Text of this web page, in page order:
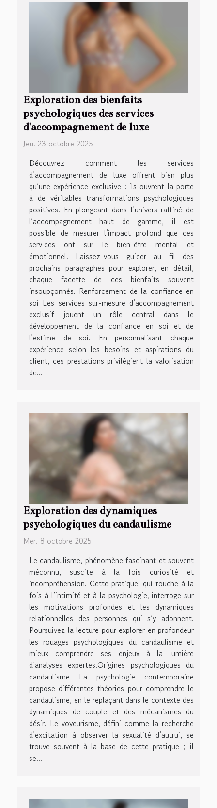
Exploration des bienfaits
psychologiques des services
d'accompagnement de luxe
Jeu. 23 octobre 2025
Découvrez comment les services
d’accompagnement de luxe offrent bien plus
qu’une expérience exclusive : ils ouvrent la porte
à de véritables transformations psychologiques
positives. En plongeant dans l’univers raffiné de
l’accompagnement haut de gamme, il est
possible de mesurer l’impact profond que ces
services ont sur le bien-être mental et
émotionnel. Laissez-vous guider au fil des
prochains paragraphes pour explorer, en détail,
chaque facette de ces bienfaits souvent
insoupçonnés. Renforcement de la confiance en
soi Les services sur-mesure d’accompagnement
exclusif jouent un rôle central dans le
développement de la confiance en soi et de
l’estime de soi. En personnalisant chaque
expérience selon les besoins et aspirations du
client, ces prestations privilégient la valorisation
de...
Exploration des dynamiques
psychologiques du candaulisme
Mer. 8 octobre 2025
Le candaulisme, phénomène fascinant et souvent
méconnu, suscite à la fois curiosité et
incompréhension. Cette pratique, qui touche à la
fois à l’intimité et à la psychologie, interroge sur
les motivations profondes et les dynamiques
relationnelles des personnes qui s’y adonnent.
Poursuivez la lecture pour explorer en profondeur
les rouages psychologiques du candaulisme et
mieux comprendre ses enjeux à la lumière
d’analyses expertes.Origines psychologiques du
candaulisme La psychologie contemporaine
propose différentes théories pour comprendre le
candaulisme, en le replaçant dans le contexte des
dynamiques de couple et des mécanismes du
désir. Le voyeurisme, défini comme la recherche
d’excitation à observer la sexualité d’autrui, se
trouve souvent à la base de cette pratique ; il
se...